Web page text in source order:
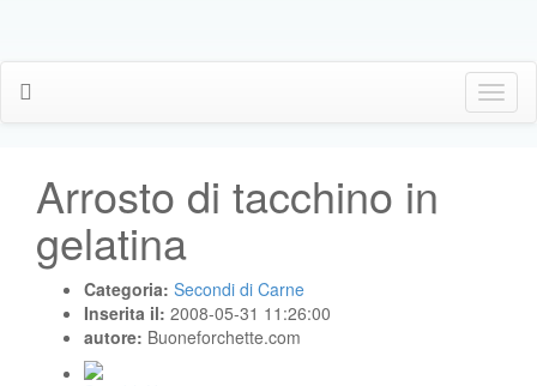
Click
Me
Arrosto di tacchino in
gelatina
Categoria: Secondi di Carne
Inserita il: 2008-05-31 11:26:00
autore: Buoneforchette.com